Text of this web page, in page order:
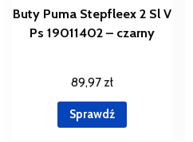
Buty Puma Stepfleex 2 Sl V
Ps 19011402 – czarny
89,97 zł
Sprawdź